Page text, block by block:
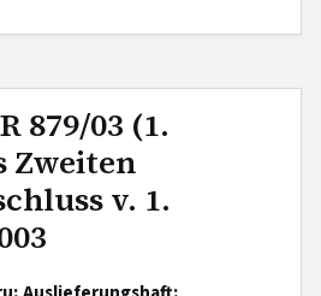
879/03 (1.
Zweiten
v. 1.